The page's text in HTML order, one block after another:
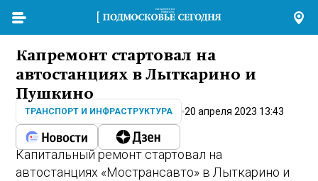
Капремонт стартовал на
автостанциях в Лыткарино и
Пушкино
ТРАНСПОРТ И ИНФРАСТРУКТУРА 20 апреля 2023 13:43
Капитальный ремонт стартовал на
автостанциях «Мострансавто» в Лыткарино и